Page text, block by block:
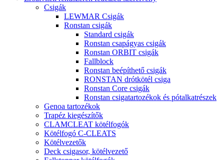
Csigák
LEWMAR Csigák
Ronstan csigák
Standard csigák
Ronstan csapágyas csigák
Ronstan ORBIT csigák
Fallblock
Ronstan beépíthető csigák
RONSTAN drótkötél csiga
Ronstan Core csigák
Ronstan csigatartozékok és pótalkatrészek
Genoa tartozékok
Trapéz kiegészítők
CLAMCLEAT kötélfogók
Kötélfogó C-CLEATS
Kötélvezetők
Deck csigasor, kötélvezető